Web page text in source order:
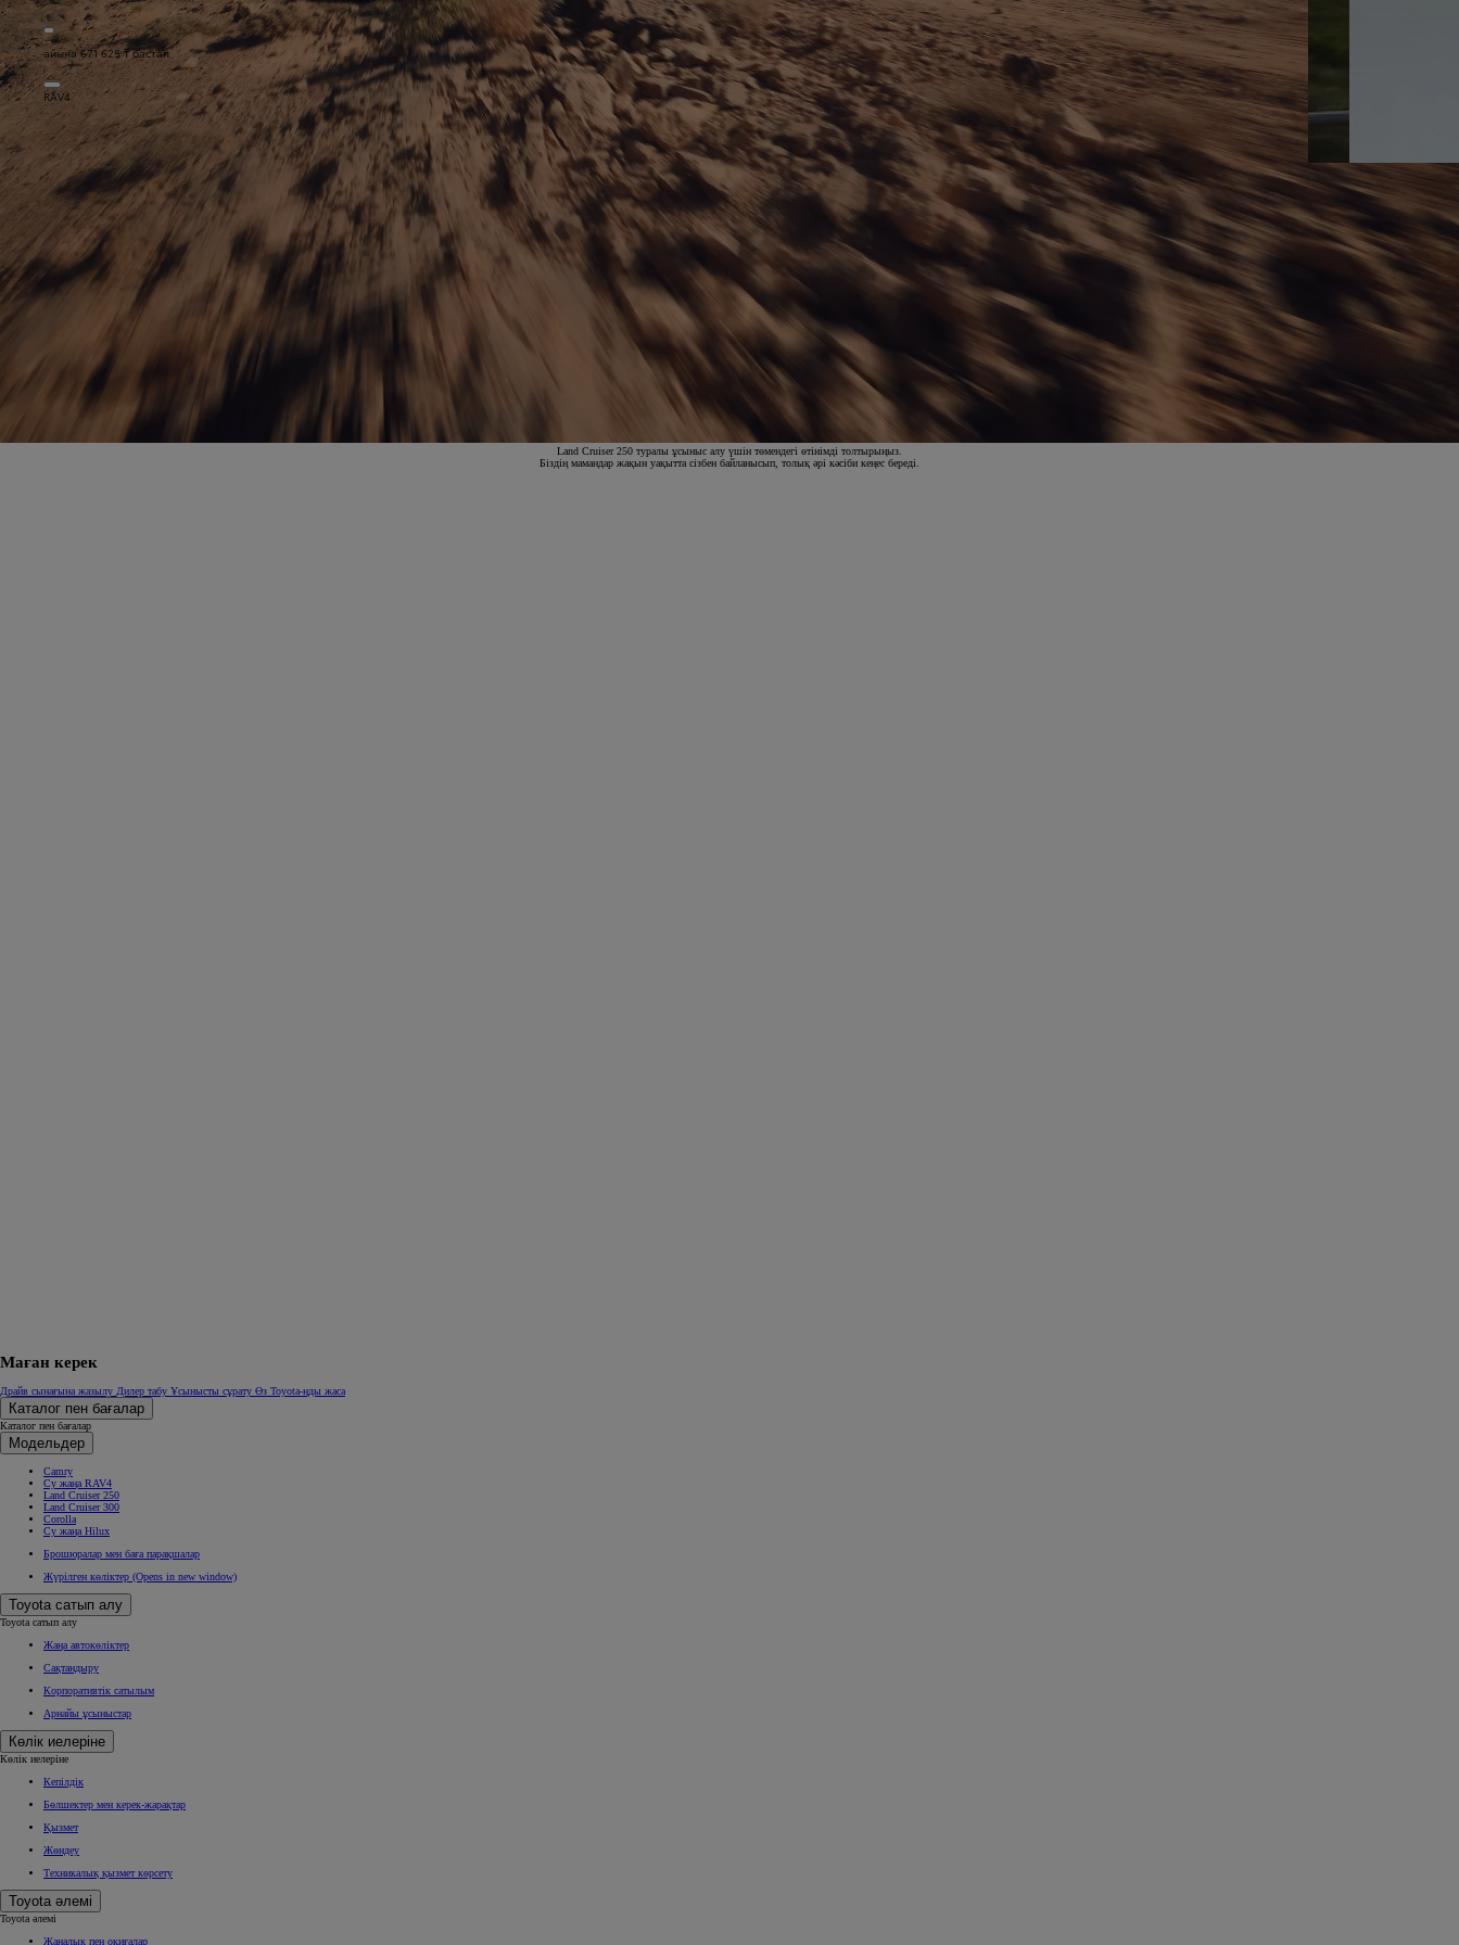
айына 671 625 ₸ бастап
RAV4
Land Cruiser 250 туралы ұсыныс алу үшін төмендегі өтінімді толтырыңыз.
Біздің мамандар жақын уақытта сізбен байланысып, толық әрі кәсіби кеңес береді.
Маған керек
Драйв сынағына жазылу Дилер табу Ұсынысты сұрату Өз Toyota-ңды жаса
Каталог пен бағалар
Каталог пен бағалар
Модельдер
Camry
Су жаңа RAV4
Land Cruiser 250
Land Cruiser 300
Corolla
Су жаңа Hilux
Брошюралар мен баға парақшалар
Жүрілген көліктер (Opens in new window)
Toyota сатып алу
Toyota сатып алу
Жаңа автокөліктер
Сақтандыру
Корпоративтік сатылым
Арнайы ұсыныстар
Көлік иелеріне
Көлік иелеріне
Кепілдік
Бөлшектер мен керек-жарақтар
Қызмет
Жөндеу
Техникалық қызмет көрсету
Toyota әлемі
Toyota әлемі
Жаңалық пен оқиғалар